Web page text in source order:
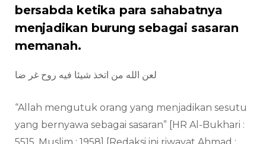
bersabda ketika para sahabatnya
menjadikan burung sebagai sasaran
memanah.
لعن الله من اتخذ شيئا فيه روح غر ضا
“Allah mengutuk orang yang menjadikan sesutu
yang bernyawa sebagai sasaran” [HR Al-Bukhari :